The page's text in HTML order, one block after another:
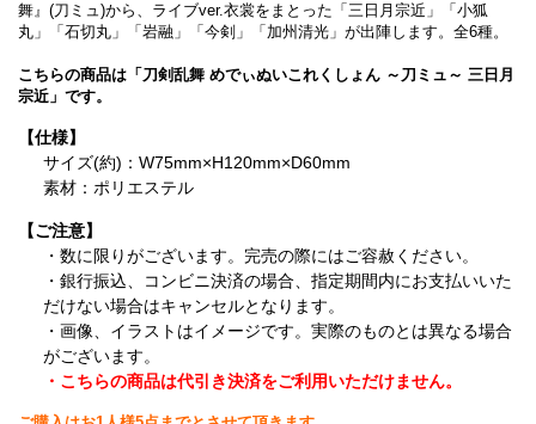
舞』(刀ミュ)から、ライブver.衣裳をまとった「三日月宗近」「小狐
丸」「石切丸」「岩融」「今剣」「加州清光」が出陣します。全6種。
こちらの商品は「刀剣乱舞 めでぃぬいこれくしょん ～刀ミュ～ 三日月
宗近」です。
【仕様】
サイズ(約)：W75mm×H120mm×D60mm
素材：ポリエステル
【ご注意】
・数に限りがございます。完売の際にはご容赦ください。
・銀行振込、コンビニ決済の場合、指定期間内にお支払いいた
だけない場合はキャンセルとなります。
・画像、イラストはイメージです。実際のものとは異なる場合
がございます。
・こちらの商品は代引き決済をご利用いただけません。